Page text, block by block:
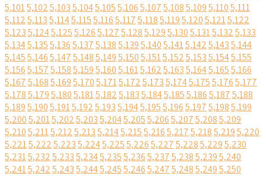
5,1015,1025,1035,1045,1055,1065,1075,1085,1095,1105,111
5,1125,1135,1145,1155,1165,1175,1185,1195,1205,1215,122
5,1235,1245,1255,1265,1275,1285,1295,1305,1315,1325,133
5,1345,1355,1365,1375,1385,1395,1405,1415,1425,1435,144
5,1455,1465,1475,1485,1495,1505,1515,1525,1535,1545,155
5,1565,1575,1585,1595,1605,1615,1625,1635,1645,1655,166
5,1675,1685,1695,1705,1715,1725,1735,1745,1755,1765,177
5,1785,1795,1805,1815,1825,1835,1845,1855,1865,1875,188
5,1895,1905,1915,1925,1935,1945,1955,1965,1975,1985,199
5,2005,2015,2025,2035,2045,2055,2065,2075,2085,209
5,2105,2115,2125,2135,2145,2155,2165,2175,2185,2195,220
5,2215,2225,2235,2245,2255,2265,2275,2285,2295,230
5,2315,2325,2335,2345,2355,2365,2375,2385,2395,240
5,2415,2425,2435,2445,2455,2465,2475,2485,2495,250